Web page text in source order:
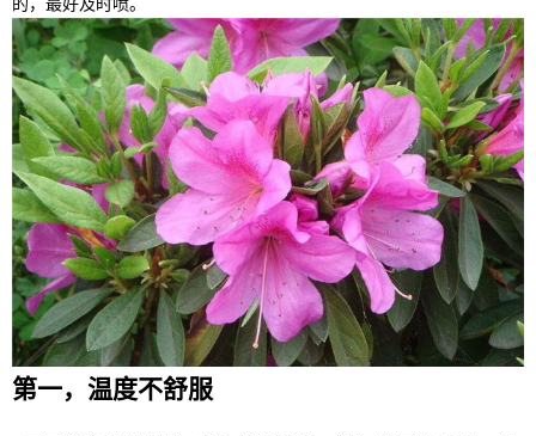
第一，温度不舒服